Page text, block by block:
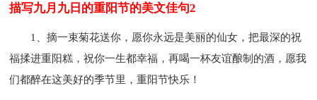
描写九月九日的重阳节的美文佳句2
1、摘一束菊花送你，愿你永远是美丽的仙女，把最深的祝
福揉进重阳糕，祝你一生都幸福，再喝一杯友谊酿制的酒，愿我
们都醉在这美好的季节里，重阳节快乐！